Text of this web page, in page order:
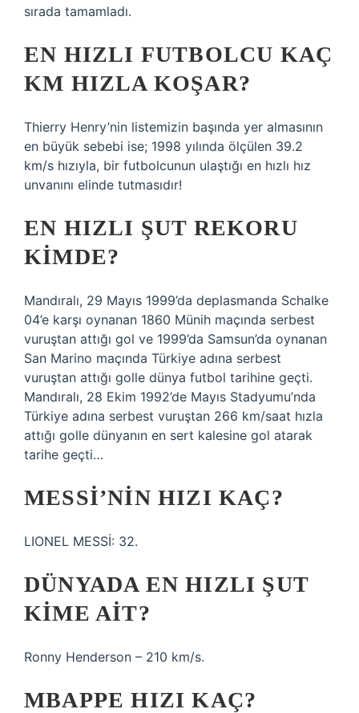
sırada tamamladı.
EN HIZLI FUTBOLCU KAÇ
KM HIZLA KOŞAR?
Thierry Henry’nin listemizin başında yer almasının
en büyük sebebi ise; 1998 yılında ölçülen 39.2
km/s hızıyla, bir futbolcunun ulaştığı en hızlı hız
unvanını elinde tutmasıdır!
EN HIZLI ŞUT REKORU
KIMDE?
Mandıralı, 29 Mayıs 1999’da deplasmanda Schalke
04’e karşı oynanan 1860 Münih maçında serbest
vuruştan attığı gol ve 1999’da Samsun’da oynanan
San Marino maçında Türkiye adına serbest
vuruştan attığı golle dünya futbol tarihine geçti.
Mandıralı, 28 Ekim 1992’de Mayıs Stadyumu’nda
Türkiye adına serbest vuruştan 266 km/saat hızla
attığı golle dünyanın en sert kalesine gol atarak
tarihe geçti…
MESSI’NIN HIZI KAÇ?
LIONEL MESSİ: 32.
DÜNYADA EN HIZLI ŞUT
KIME AIT?
Ronny Henderson – 210 km/s.
MBAPPE HIZI KAÇ?